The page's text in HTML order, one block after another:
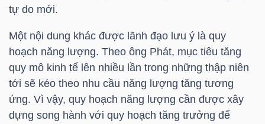
tự do mới.
Một nội dung khác được lãnh đạo lưu ý là quy
hoạch năng lượng. Theo ông Phát, mục tiêu tăng
quy mô kinh tế lên nhiều lần trong những thập niên
tới sẽ kéo theo nhu cầu năng lượng tăng tương
ứng. Vì vậy, quy hoạch năng lượng cần được xây
dựng song hành với quy hoạch tăng trưởng để
LIỆU
Ngành
(-)
VS-
SECTOR